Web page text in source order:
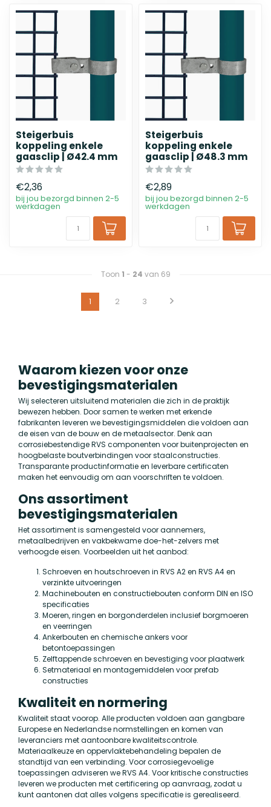
Steigerbuis
koppeling enkele
gaasclip | Ø42.4 mm
€2,36
bij jou bezorgd binnen 2-5
werkdagen
Steigerbuis
koppeling enkele
gaasclip | Ø48.3 mm
€2,89
bij jou bezorgd binnen 2-5
werkdagen
Toon 1 - 24 van 69
1 2 3
Waarom kiezen voor onze
bevestigingsmaterialen
Wij selecteren uitsluitend materialen die zich in de praktijk
bewezen hebben. Door samen te werken met erkende
fabrikanten leveren we bevestigingsmiddelen die voldoen aan
de eisen van de bouw en de metaalsector. Denk aan
corrosiebestendige RVS componenten voor buitenprojecten en
hoogbelaste boutverbindingen voor staalconstructies.
Transparante productinformatie en leverbare certificaten
maken het eenvoudig om aan voorschriften te voldoen.
Ons assortiment
bevestigingsmaterialen
Het assortiment is samengesteld voor aannemers,
metaalbedrijven en vakbekwame doe-het-zelvers met
verhoogde eisen. Voorbeelden uit het aanbod:
Schroeven en houtschroeven in RVS A2 en RVS A4 en
verzinkte uitvoeringen
Machinebouten en constructiebouten conform DIN en ISO
specificaties
Moeren, ringen en borgonderdelen inclusief borgmoeren
en veerringen
Ankerbouten en chemische ankers voor
betontoepassingen
Zelftappende schroeven en bevestiging voor plaatwerk
Setmateriaal en montagemiddelen voor prefab
constructies
Kwaliteit en normering
Kwaliteit staat voorop. Alle producten voldoen aan gangbare
Europese en Nederlandse normstellingen en komen van
leveranciers met aantoonbare kwaliteitscontrole.
Materiaalkeuze en oppervlaktebehandeling bepalen de
standtijd van een verbinding. Voor corrosiegevoelige
toepassingen adviseren we RVS A4. Voor kritische constructies
leveren we producten met certificering op aanvraag, zodat u
kunt aantonen dat alles volgens specificatie is gerealiseerd.